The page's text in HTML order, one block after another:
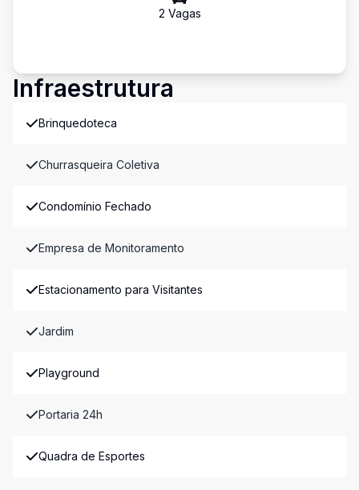
2 Vagas
Infraestrutura
Brinquedoteca
Churrasqueira Coletiva
Condomínio Fechado
Empresa de Monitoramento
Estacionamento para Visitantes
Jardim
Playground
Portaria 24h
Quadra de Esportes